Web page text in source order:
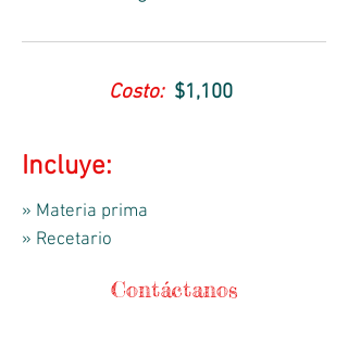
Costo: $1,100
Incluye:
» Materia prima
» Recetario
Contáctanos